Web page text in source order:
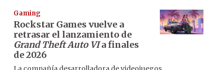
Gaming
Rockstar Games vuelve a
retrasar el lanzamiento de
Grand Theft Auto VIa finales
de 2026